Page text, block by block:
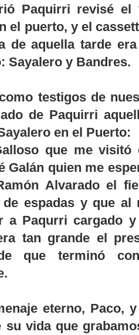
Paquirri revisé el
el puerto, y el
de aquella tarde
Sayalero y Bandres.
testigos de
de Paquirri
en el Puerto:
que me visitó
Galán quien me
Alvarado el
espadas y que
a Paqurri cargado
tan grande el
que terminó
eterno, Paco,
su vida que